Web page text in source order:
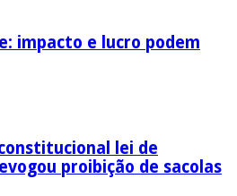
impacto e lucro podem
lei de
proibição de sacolas